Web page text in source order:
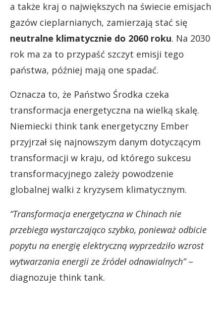
a także kraj o największych na świecie emisjach
gazów cieplarnianych, zamierzają stać się
neutralne klimatycznie do 2060 roku. Na 2030
rok ma za to przypaść szczyt emisji tego
państwa, później mają one spadać.
Oznacza to, że Państwo Środka czeka
transformacja energetyczna na wielką skalę.
Niemiecki think tank energetyczny Ember
przyjrzał się najnowszym danym dotyczącym
transformacji w kraju, od którego sukcesu
transformacyjnego zależy powodzenie
globalnej walki z kryzysem klimatycznym.
“Transformacja energetyczna w Chinach nie
przebiega wystarczająco szybko, ponieważ odbicie
popytu na energię elektryczną wyprzedziło wzrost
wytwarzania energii ze źródeł odnawialnych”–
diagnozuje think tank.